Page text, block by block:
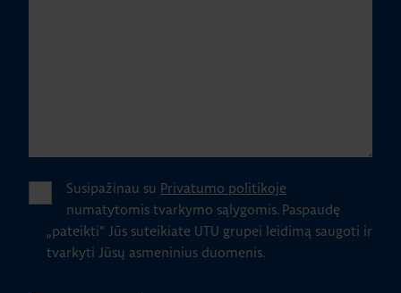
Susipažinau su Privatumo politikoje
numatytomis tvarkymo sąlygomis. Paspaudę
„pateikti" Jūs suteikiate UTU grupei leidimą saugoti ir
tvarkyti Jūsų asmeninius duomenis.